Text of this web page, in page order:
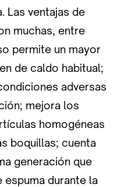
Las ventajas de
muchas, entre
permite un mayor
de caldo habitual;
adversas
mejora los
homogéneas
boquillas; cuenta
generación que
espuma durante la